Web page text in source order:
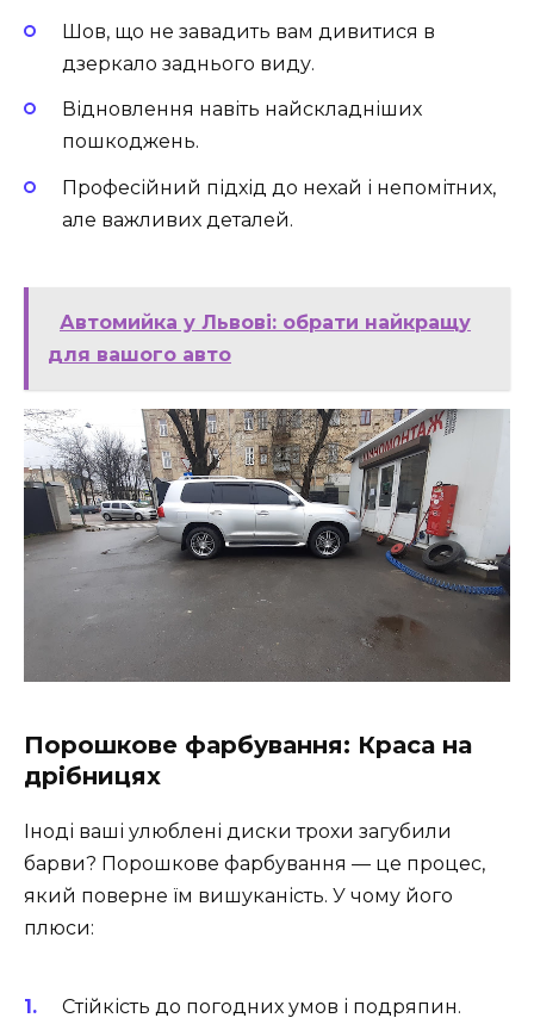
Шов, що не завадить вам дивитися в
дзеркало заднього виду.
Відновлення навіть найскладніших
пошкоджень.
Професійний підхід до нехай і непомітних,
але важливих деталей.
Автомийка у Львові: обрати найкращу
для вашого авто
Порошкове фарбування: Краса на
дрібницях
Іноді ваші улюблені диски трохи загубили
барви? Порошкове фарбування — це процес,
який поверне їм вишуканість. У чому його
плюси:
Стійкість до погодних умов і подряпин.